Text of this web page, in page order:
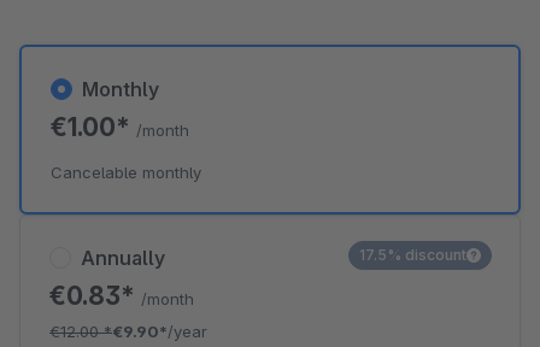
Annually
€0.83* /month
€12.00*€9.90*/year
17.5% discount
Monthly
€1.00* /month
Cancelable monthly